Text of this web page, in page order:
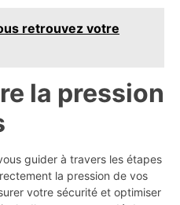
retrouvez votre
la pression
guider à travers les étapes
la pression de vos
votre sécurité et optimiser